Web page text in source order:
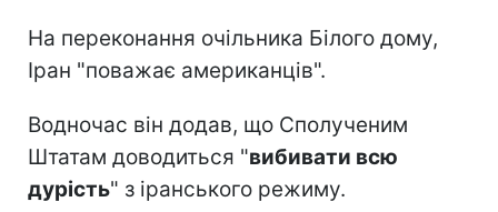
На переконання очільника Білого дому,
Іран "поважає американців".
Водночас він додав, що Сполученим
Штатам доводиться "вибивати всю
дурість" з іранського режиму.